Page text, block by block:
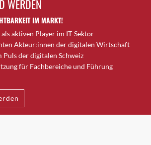
WERDEN
IM MARKT!
aktiven Player im IT-Sektor
Akteur:innen der digitalen Wirtschaft
Puls der digitalen Schweiz
für Fachbereiche und Führung